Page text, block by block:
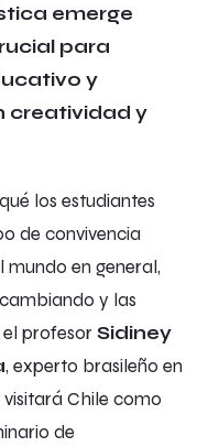
emerge
para
y
creatividad y
los estudiantes
de convivencia
mundo en general,
y las
el profesor Sidiney
, experto brasileño en
Chile como
de